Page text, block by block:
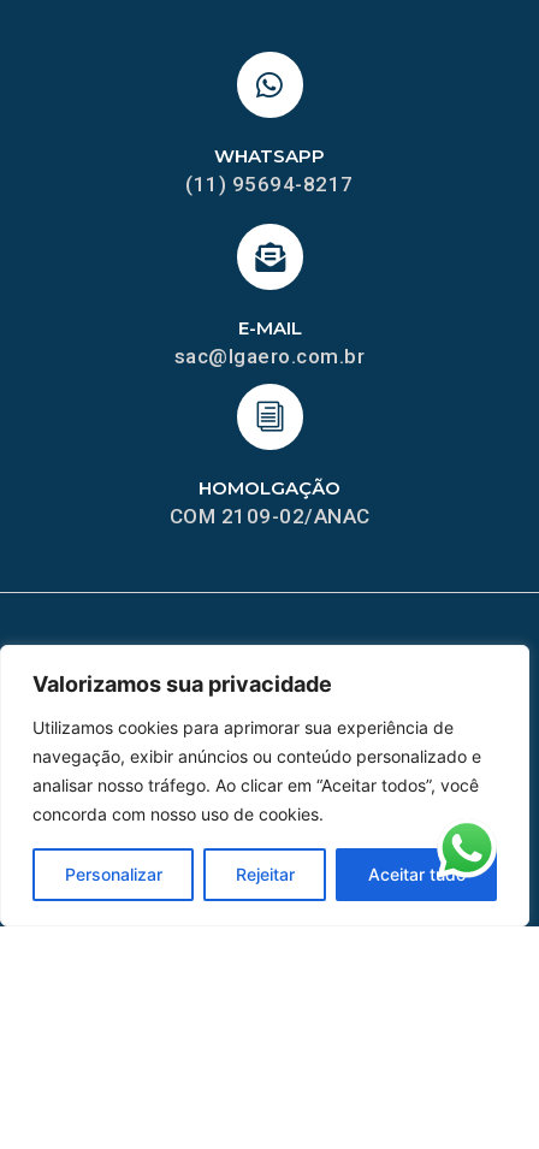
Valorizamos sua privacidade
Utilizamos cookies para aprimorar sua experiência de
navegação, exibir anúncios ou conteúdo personalizado e
analisar nosso tráfego. Ao clicar em “Aceitar todos”, você
concorda com nosso uso de cookies.
Personalizar Rejeitar Aceitar tudo
HOMOLGAÇÃO
COM 2109-02/ANAC
E-MAIL
sac@lgaero.com.br
WHATSAPP
(11) 95694-8217
Peças
Catálogo de Aplicações
Oficina de Mangueiras